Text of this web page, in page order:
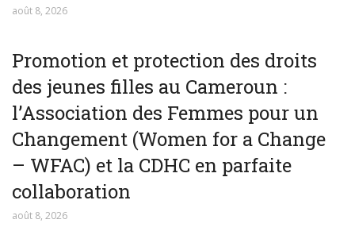
août 8, 2026
Promotion et protection des droits
des jeunes filles au Cameroun :
l’Association des Femmes pour un
Changement (Women for a Change
– WFAC) et la CDHC en parfaite
collaboration
août 8, 2026